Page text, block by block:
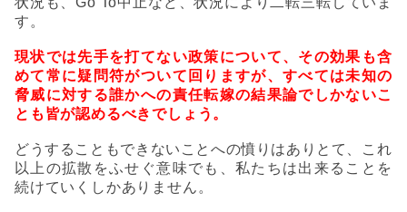
す。
現状では先手を打てない政策について、その効果も含
めて常に疑問符がついて回りますが、すべては未知の
脅威に対する誰かへの責任転嫁の結果論でしかないこ
とも皆が認めるべきでしょう。
どうすることもできないことへの憤りはありとて、
これ
以上の拡散をふせぐ意味でも、私たちは出来ることを
続けていくしかありません。